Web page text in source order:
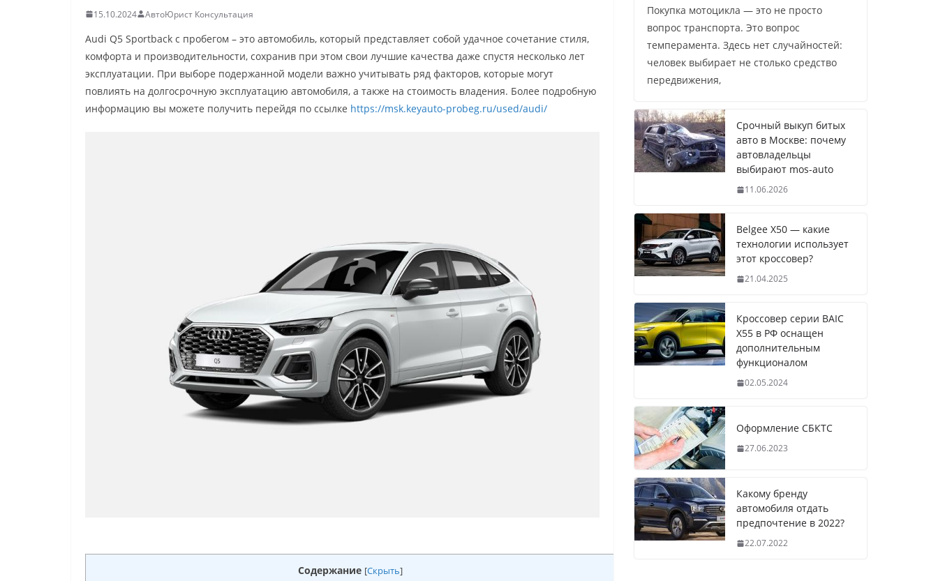
15.10.2024 АвтоЮрист Консультация
Audi Q5 Sportback с пробегом – это автомобиль, который представляет собой удачное сочетание стиля,
комфорта и производительности, сохранив при этом свои лучшие качества даже спустя несколько лет
эксплуатации. При выборе подержанной модели важно учитывать ряд факторов, которые могут
повлиять на долгосрочную эксплуатацию автомобиля, а также на стоимость владения. Более подробную
информацию вы можете получить перейдя по ссылке https://msk.keyauto-probeg.ru/used/audi/
Содержание [Скрыть]
Покупка мотоцикла — это не просто
вопрос транспорта. Это вопрос
темперамента. Здесь нет случайностей:
человек выбирает не столько средство
передвижения,
Срочный выкуп битых
авто в Москве: почему
автовладельцы
выбирают mos-auto
11.06.2026
Belgee X50 — какие
технологии использует
этот кроссовер?
21.04.2025
Кроссовер серии BAIC
X55 в РФ оснащен
дополнительным
функционалом
02.05.2024
Оформление СБКТС
27.06.2023
Какому бренду
автомобиля отдать
предпочтение в 2022?
22.07.2022